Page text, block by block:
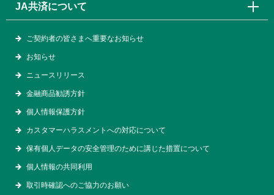
JA共済について
ご契約者の皆さまへ重要なお知らせ
お知らせ
ニュースリリース
金融商品勧誘方針
個人情報保護方針
カスタマーハラスメントへの対応について
保有個人データの安全管理のために講じた措置について
個人情報の共同利用
取引時確認へのご協力のお願い